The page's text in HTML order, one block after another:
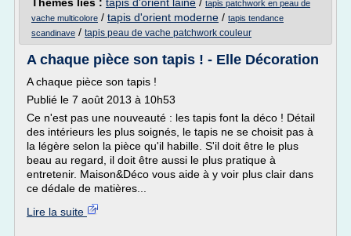
tapis patchwork en peau de
vache multicolore / tapis d'orient moderne / tapis tendance
scandinave / tapis peau de vache patchwork couleur
A chaque pièce son tapis ! - Elle Décoration
A chaque pièce son tapis !
Publié le 7 août 2013 à 10h53
Ce n'est pas une nouveauté : les tapis font la déco ! Détail
des intérieurs les plus soignés, le tapis ne se choisit pas à
la légère selon la pièce qu'il habille. S'il doit être le plus
beau au regard, il doit être aussi le plus pratique à
entretenir. Maison&Déco vous aide à y voir plus clair dans
ce dédale de matières...
Lire la suite